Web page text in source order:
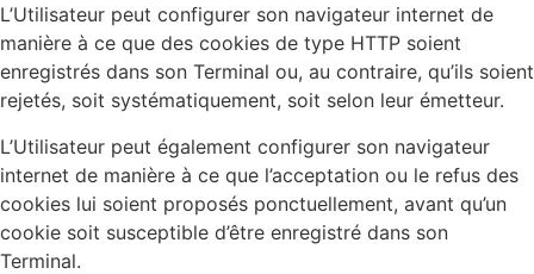
L’Utilisateur peut configurer son navigateur internet de
manière à ce que des cookies de type HTTP soient
enregistrés dans son Terminal ou, au contraire, qu’ils soient
rejetés, soit systématiquement, soit selon leur émetteur.
L’Utilisateur peut également configurer son navigateur
internet de manière à ce que l’acceptation ou le refus des
cookies lui soient proposés ponctuellement, avant qu’un
cookie soit susceptible d’être enregistré dans son
Terminal.